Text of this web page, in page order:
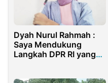
Dyah Nurul Rahmah :
Saya Mendukung
Langkah DPR RI yang